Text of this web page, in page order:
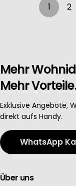
1 2
Mehr
Mehr
Exklusive Angebote,
direkt aufs Handy.
WhatsApp
Über uns